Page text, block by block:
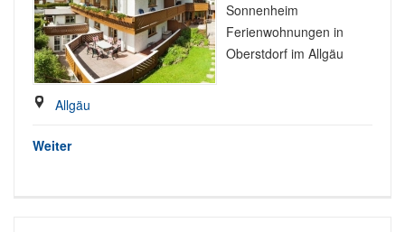
Sonnenheim
Ferienwohnungen in
Oberstdorf im Allgäu
Allgäu
Weiter